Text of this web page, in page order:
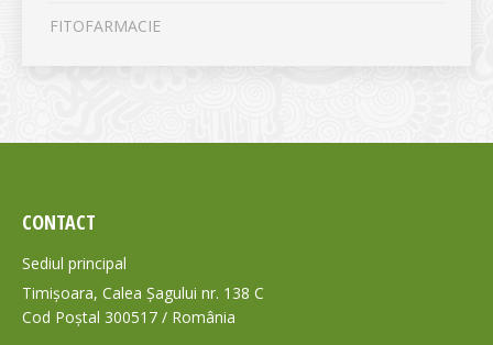
FITOFARMACIE
CONTACT
Sediul principal
Timișoara, Calea Șagului nr. 138 C
Cod Poștal 300517 / România